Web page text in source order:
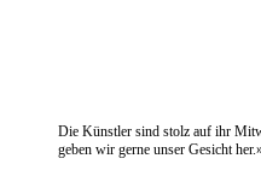
Die Künstler sind stolz auf ihr
geben wir gerne unser Gesicht